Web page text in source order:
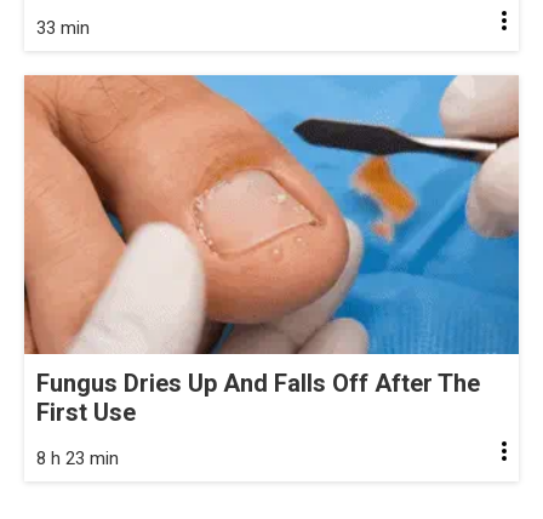
33 min
Fungus Dries Up And Falls Off After The
First Use
8 h 23 min